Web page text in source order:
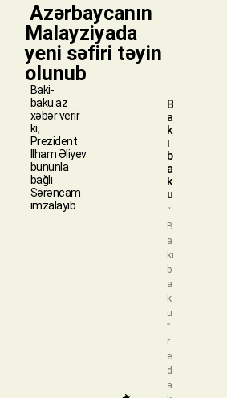
​ Azərbaycanın
Malayziyada
yeni səfiri təyin
olunub
Baki-
baku.az
xəbər verir
ki,
Prezident
İlham Əliyev
bununla
bağlı
Sərəncam
imzalayıb
B
a
k
ı
b
a
k
u
“
B
a
kı
b
a
k
u
”
r
e
d
a